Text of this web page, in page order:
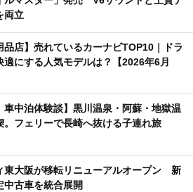
両立
品店】売れているカーナビTOP10｜ドラ
適にする人気モデルは？【2026年6月
車中泊体験談】黒川温泉・阿蘇・地獄温
。フェリーで長崎へ抜ける子連れ旅
東大阪が移転リニューアルオープン 新
中古車を統合展開